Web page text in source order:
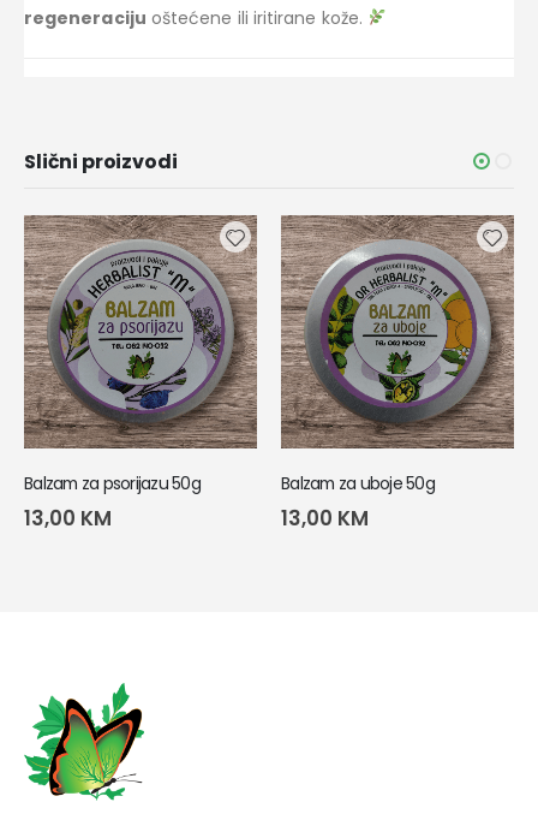
regeneraciju oštećene ili iritirane kože.
Slični proizvodi
Balzam za psorijazu 50g
13,00 KM
Balzam za uboje 50g
13,00 KM